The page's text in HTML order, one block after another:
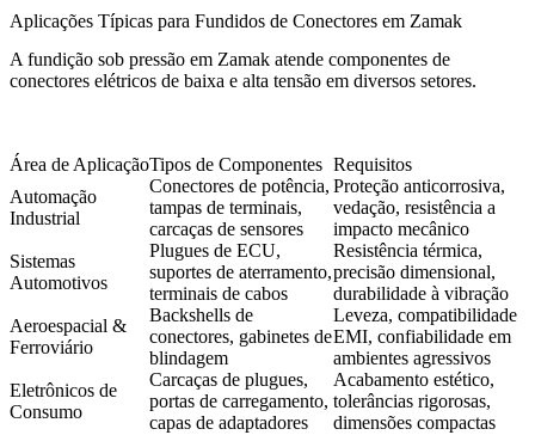
Aplicações Típicas para Fundidos de Conectores em Zamak
A fundição sob pressão em Zamak atende componentes de
conectores elétricos de baixa e alta tensão em diversos setores.
Área de AplicaçãoTipos de Componentes Requisitos
Automação
Industrial
Conectores de potência,
tampas de terminais,
carcaças de sensores
Proteção anticorrosiva,
vedação, resistência a
impacto mecânico
Sistemas
Automotivos
Plugues de ECU,
suportes de aterramento,
terminais de cabos
Resistência térmica,
precisão dimensional,
durabilidade à vibração
Aeroespacial &
Ferroviário
Backshells de
conectores, gabinetes de
blindagem
Leveza, compatibilidade
EMI, confiabilidade em
ambientes agressivos
Eletrônicos de
Consumo
Carcaças de plugues,
portas de carregamento,
capas de adaptadores
Acabamento estético,
tolerâncias rigorosas,
dimensões compactas